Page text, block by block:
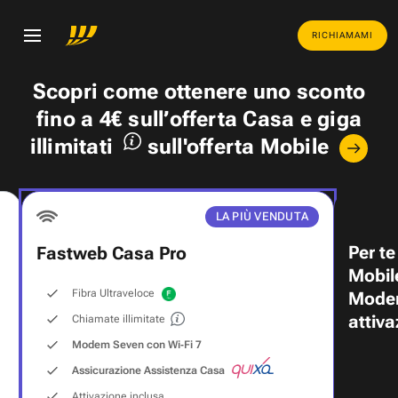
RICHIAMAMI
Scopri come ottenere uno sconto
fino a 4€ sull’offerta Casa egiga
illimitati
sull'offerta Mobile
LA PIÙ VENDUTA
Fastweb Casa Pro
Fibra Ultraveloce
Chiamate illimitate
Modem Seven con Wi‑Fi 7
Assicurazione Assistenza Casa
Per